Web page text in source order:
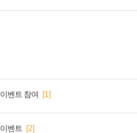
이벤트 참여 [1]
이벤트 [2]